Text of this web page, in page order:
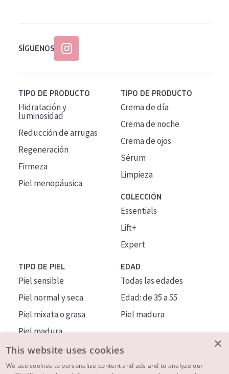
SÍGUENOS
TIPO DE PRODUCTO
Hidratación y
luminosidad
Reducción de arrugas
Regeneración
Firmeza
Piel menopáusica
TIPO DE PRODUCTO
Crema de día
Crema de noche
Crema de ojos
Sérum
Limpieza
COLECCIÓN
Essentials
Lift+
Expert
TIPO DE PIEL
Piel sensible
Piel normal y seca
Piel mixata o grasa
Piel madura
Piel expuesta al sol
Piel menopáusica
EDAD
Todas las edades
Edad: de 35 a 55
Piel madura
×
This website uses cookies
We use cookies to personalize content and ads and to analyze our